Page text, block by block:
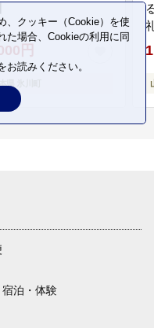
円
泊・体験
、クッキー（Cookie）を使
た場合、Cookieの利用に同
お読みください。